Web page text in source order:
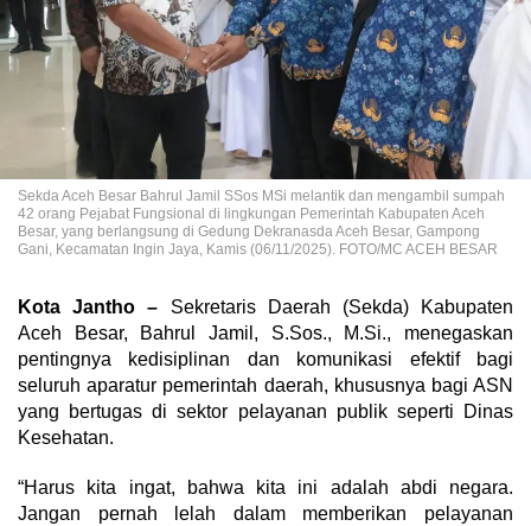
Sekda Aceh Besar Bahrul Jamil SSos MSi melantik dan mengambil sumpah
42 orang Pejabat Fungsional di lingkungan Pemerintah Kabupaten Aceh
Besar, yang berlangsung di Gedung Dekranasda Aceh Besar, Gampong
Gani, Kecamatan Ingin Jaya, Kamis (06/11/2025). FOTO/MC ACEH BESAR
Kota Jantho – Sekretaris Daerah (Sekda) Kabupaten
Aceh Besar, Bahrul Jamil, S.Sos., M.Si., menegaskan
pentingnya kedisiplinan dan komunikasi efektif bagi
seluruh aparatur pemerintah daerah, khususnya bagi ASN
yang bertugas di sektor pelayanan publik seperti Dinas
Kesehatan.
“Harus kita ingat, bahwa kita ini adalah abdi negara.
Jangan pernah lelah dalam memberikan pelayanan